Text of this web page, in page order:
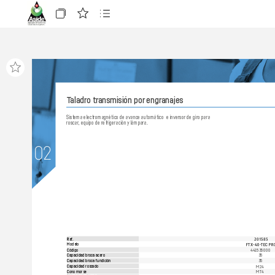
02
Taladro transmisión por engranajes
Sistema electromagnético de avance automático  e inversor de giro para
roscar, equipo de refrigeración y lámpara.
Ref. 201585
Modelo FTX-40-TEC
Código 441535000
Capacidad broca acero 35
Capacidad broca fundición 35
Capacidad roscado M24
Cono morse MT4